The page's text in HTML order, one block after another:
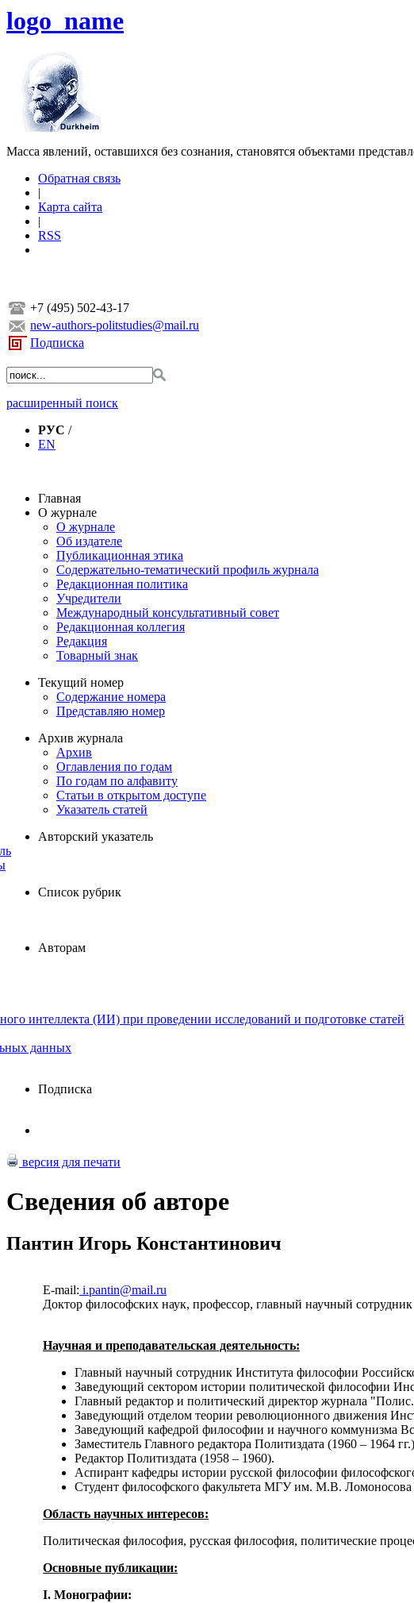
logo_name
Масса явлений, оставшихся без сознания, становятся объектами
Обратная связь
|
Карта сайта
|
RSS
+7 (495) 502-43-17
new-authors-politstudies@mail.ru
Подписка
расширенный поиск
РУС /
EN
Главная
О журнале
О журнале
Об издателе
Публикационная этика
Содержательно-тематический профиль журнала
Редакционная политика
Учредители
Международный консультативный совет
Редакционная коллегия
Редакция
Товарный знак
Текущий номер
Содержание номера
Представляю номер
Архив журнала
Архив
Оглавления по годам
По годам по алфавиту
Статьи в открытом доступе
Указатель статей
Авторский указатель
Список рубрик
Авторам
интеллекта (ИИ) при проведении исследований и подготовке статей
данных
Подписка
версия для печати
Сведения об авторе
Пантин Игорь Константинович
E-mail: i.pantin@mail.ru
Доктор философских наук, профессор, главный научный
Научная и преподавательская деятельность:
Главный научный сотрудник Института философии
Заведующий сектором истории политической философии
Главный редактор и политический директор журнала
Заведующий отделом теории революционного движения
Заведующий кафедрой философии и научного коммунизма
Заместитель Главного редактора Политиздата (1960 – 1964
Редактор Политиздата (1958 – 1960).
Аспирант кафедры истории русской философии
Студент философского факультета МГУ им. М.В. Ломоносова
Область научных интересов:
Политическая философия, русская философия, политические
Основные публикации:
I. Монографии: